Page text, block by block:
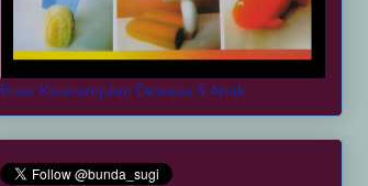
Buku Keterampilan Dewasa & Anak